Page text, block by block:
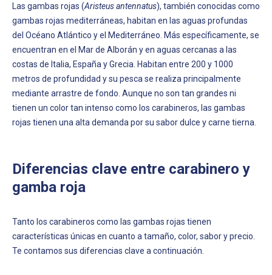
Las gambas rojas (Aristeus antennatus), también conocidas como
gambas rojas mediterráneas, habitan en las aguas profundas
del Océano Atlántico y el Mediterráneo. Más específicamente, se
encuentran en el Mar de Alborán y en aguas cercanas a las
costas de Italia, España y Grecia. Habitan entre 200 y 1000
metros de profundidad y su pesca se realiza principalmente
mediante arrastre de fondo. Aunque no son tan grandes ni
tienen un color tan intenso como los carabineros, las gambas
rojas tienen una alta demanda por su sabor dulce y carne tierna.
Diferencias clave entre carabinero y
gamba roja
Tanto los carabineros como las gambas rojas tienen
características únicas en cuanto a tamaño, color, sabor y precio.
Te contamos sus diferencias clave a continuación.